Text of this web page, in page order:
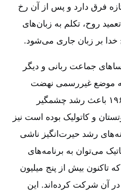
تازه فرق دارد و پس از آن رخ
روح، تکلم به زبان‌های
بر زبان جاری می‌شود.
جماعت ربانی و دیگر
موضع غیررسمی نهضت
کاریزماتیک که از دهه ۱۹۶۰ باعث رشد چشمگیر
و کاتولیک بوده است نیز
رشد حیرت‌انگیز ناشی
می‌توان به برنامه‌های
تاکنون بیش از پنج میلیون
در آن شرکت کرده‌اند. این